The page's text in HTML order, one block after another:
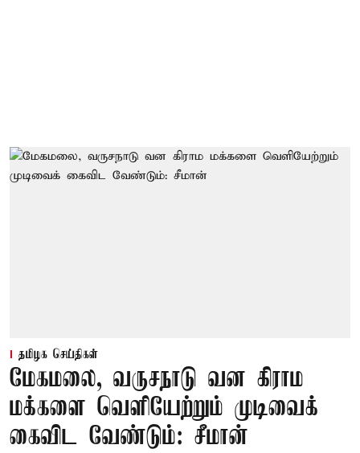
தமிழக செய்திகள்
மேகமலை, வருசநாடு வன கிராம
மக்களை வெளியேற்றும் முடிவைக்
கைவிட வேண்டும்: சீமான்